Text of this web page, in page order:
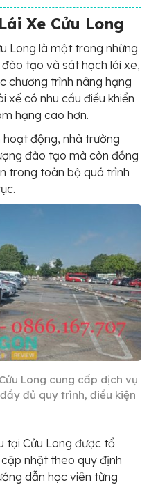
Xe Cửu Long
Long là một trong những
tạo và sát hạch lái xe,
chương trình nâng hạng
xế có nhu cầu điều khiển
hạng cao hơn.
hoạt động, nhà trường
đào tạo mà còn đồng
trong toàn bộ quá trình
Long cung cấp dịch vụ
đủ quy trình, điều kiện
tại Cửu Long được tổ
nhật theo quy định
dẫn học viên từng